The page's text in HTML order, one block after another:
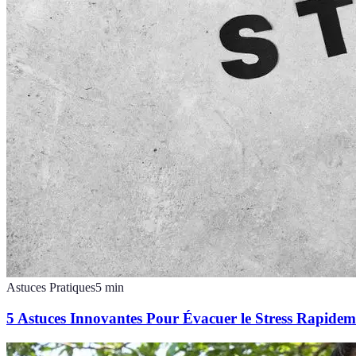
Astuces Pratiques5 min
5 Astuces Innovantes Pour Évacuer le Stress